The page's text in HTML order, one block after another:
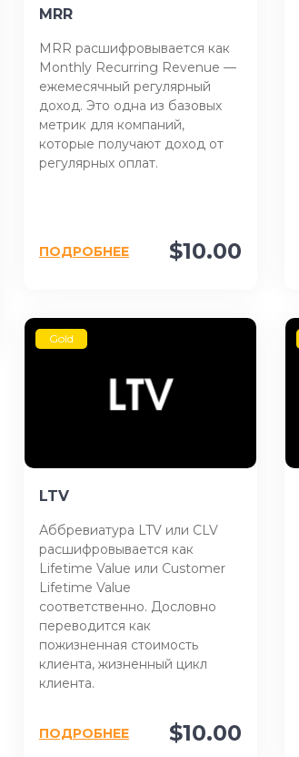
MRR
MRR расшифровывается как
Monthly Recurring Revenue —
ежемесячный регулярный
доход. Это одна из базовых
метрик для компаний,
которые получают доход от
регулярных оплат.
$10.00
ПОДРОБНЕЕ
Gold
LTV
Аббревиатура LTV или CLV
расшифровывается как
Lifetime Value или Customer
Lifetime Value
соответственно. Дословно
переводится как
пожизненная стоимость
клиента, жизненный цикл
клиента.
$10.00
ПОДРОБНЕЕ